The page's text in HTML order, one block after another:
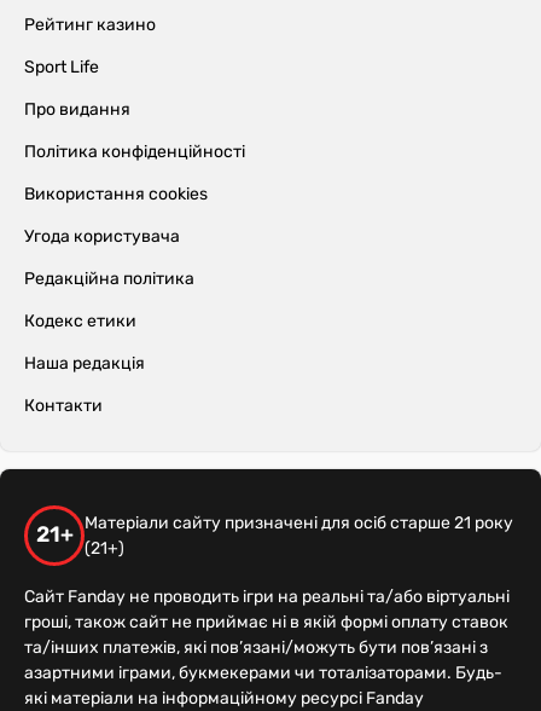
Рейтинг казино
Sport Life
Про видання
Політика конфіденційності
Використання cookies
Угода користувача
Редакційна політика
Кодекс етики
Наша редакція
Контакти
21+
Матеріали сайту призначені для осіб старше 21 року
(21+)
Сайт Fanday не проводить ігри на реальні та/або віртуальні
гроші, також сайт не приймає ні в якій формі оплату ставок
та/інших платежів, які пов’язані/можуть бути пов’язані з
азартними іграми, букмекерами чи тоталізаторами. Будь-
які матеріали на інформаційному ресурсі Fanday